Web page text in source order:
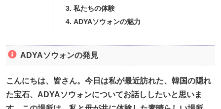
私たちの体験
ADYAソウォンの魅力
ADYAソウォンの発見
こんにちは、皆さん。今日は私が最近訪れた、韓国の隠れ
た宝石、ADYAソウォンについてお話ししたいと思いま